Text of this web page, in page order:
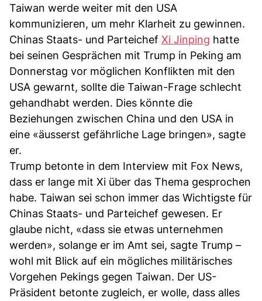
Taiwan werde weiter mit den USA
kommunizieren, um mehr Klarheit zu gewinnen.
Chinas Staats- und Parteichef Xi Jinping hatte
bei seinen Gesprächen mit Trump in Peking am
Donnerstag vor möglichen Konflikten mit den
USA gewarnt, sollte die Taiwan-Frage schlecht
gehandhabt werden. Dies könnte die
Beziehungen zwischen China und den USA in
eine «äusserst gefährliche Lage bringen», sagte
er.
Trump betonte in dem Interview mit Fox News,
dass er lange mit Xi über das Thema gesprochen
habe. Taiwan sei schon immer das Wichtigste für
Chinas Staats- und Parteichef gewesen. Er
glaube nicht, «dass sie etwas unternehmen
werden», solange er im Amt sei, sagte Trump –
wohl mit Blick auf ein mögliches militärisches
Vorgehen Pekings gegen Taiwan. Der US-
Präsident betonte zugleich, er wolle, dass alles